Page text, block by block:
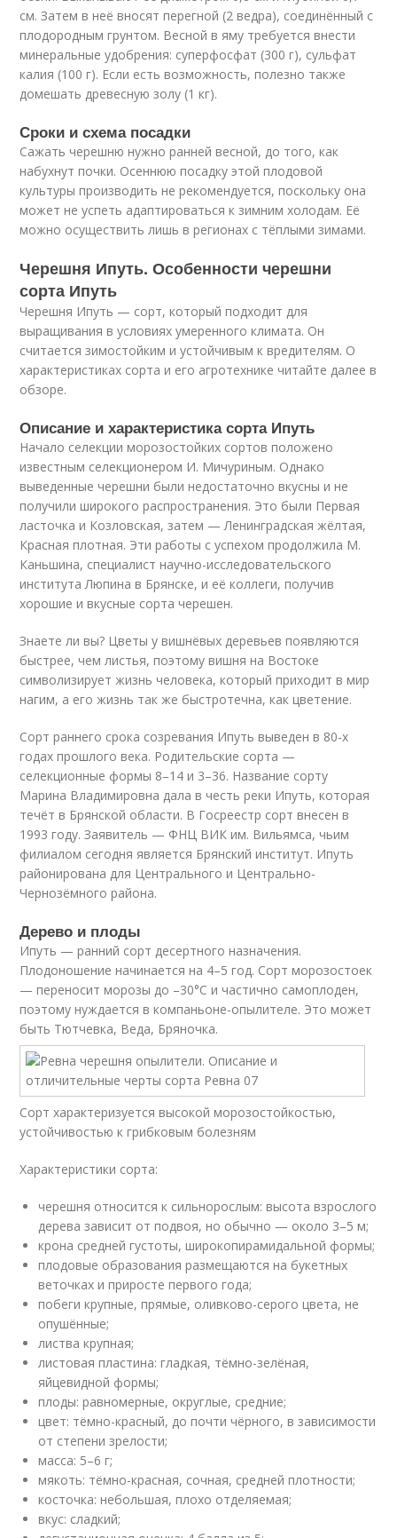
см. Затем в неё вносят перегной (2 ведра), соединённый с
плодородным грунтом. Весной в яму требуется внести
минеральные удобрения: суперфосфат (300 г), сульфат
калия (100 г). Если есть возможность, полезно также
домешать древесную золу (1 кг).
Сроки и схема посадки
Сажать черешню нужно ранней весной, до того, как
набухнут почки. Осеннюю посадку этой плодовой
культуры производить не рекомендуется, поскольку она
может не успеть адаптироваться к зимним холодам. Её
можно осуществить лишь в регионах с тёплыми зимами.
Черешня Ипуть. Особенности черешни
сорта Ипуть
Черешня Ипуть — сорт, который подходит для
выращивания в условиях умеренного климата. Он
считается зимостойким и устойчивым к вредителям. О
характеристиках сорта и его агротехнике читайте далее в
обзоре.
Описание и характеристика сорта Ипуть
Начало селекции морозостойких сортов положено
известным селекционером И. Мичуриным. Однако
выведенные черешни были недостаточно вкусны и не
получили широкого распространения. Это были Первая
ласточка и Козловская, затем — Ленинградская жёлтая,
Красная плотная. Эти работы с успехом продолжила М.
Каньшина, специалист научно-исследовательского
института Люпина в Брянске, и её коллеги, получив
хорошие и вкусные сорта черешен.
Знаете ли вы? Цветы у вишнёвых деревьев появляются
быстрее, чем листья, поэтому вишня на Востоке
символизирует жизнь человека, который приходит в мир
нагим, а его жизнь так же быстротечна, как цветение.
Сорт раннего срока созревания Ипуть выведен в 80-х
годах прошлого века. Родительские сорта —
селекционные формы 8–14 и 3–36. Название сорту
Марина Владимировна дала в честь реки Ипуть, которая
течёт в Брянской области. В Госреестр сорт внесен в
1993 году. Заявитель — ФНЦ ВИК им. Вильямса, чьим
филиалом сегодня является Брянский институт. Ипуть
районирована для Центрального и Центрально-
Чернозёмного района.
Дерево и плоды
Ипуть — ранний сорт десертного назначения.
Плодоношение начинается на 4–5 год. Сорт морозостоек
— переносит морозы до –30°С и частично самоплоден,
поэтому нуждается в компаньоне-опылителе. Это может
быть Тютчевка, Веда, Бряночка.
Сорт характеризуется высокой морозостойкостью,
устойчивостью к грибковым болезням
Характеристики сорта:
черешня относится к сильнорослым: высота взрослого
дерева зависит от подвоя, но обычно — около 3–5 м;
крона средней густоты, широкопирамидальной формы;
плодовые образования размещаются на букетных
веточках и приросте первого года;
побеги крупные, прямые, оливково-серого цвета, не
опушённые;
листва крупная;
листовая пластина: гладкая, тёмно-зелёная,
яйцевидной формы;
плоды: равномерные, округлые, средние;
цвет: тёмно-красный, до почти чёрного, в зависимости
от степени зрелости;
масса: 5–6 г;
мякоть: тёмно-красная, сочная, средней плотности;
косточка: небольшая, плохо отделяемая;
вкус: сладкий;